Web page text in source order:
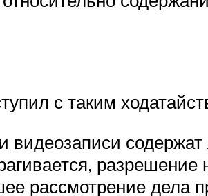
с таким
видеозаписи
разрешение
рассмотрение дела